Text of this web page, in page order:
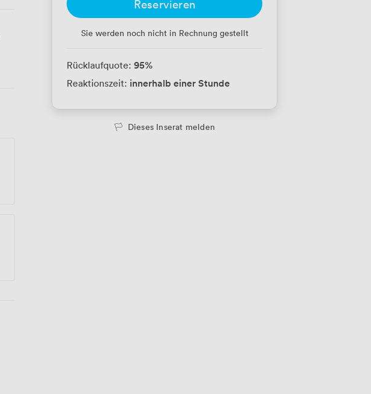
Reservieren
Sie werden noch nicht in Rechnung gestellt
Rücklaufquote: 95%
Reaktionszeit: innerhalb einer Stunde
Dieses Inserat melden